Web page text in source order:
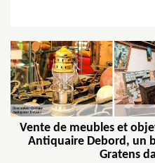
Vente de meubles et
Antiquaire Debord, un
Gratens